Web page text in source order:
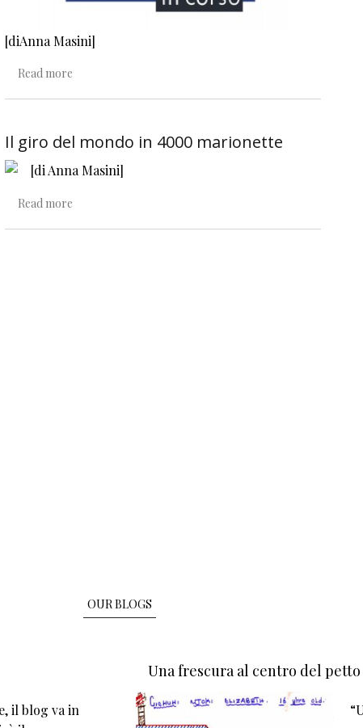
[diAnna Masini]
Read moreabout Illustrazione, impegno e presenza civile
Il giro del mondo in 4000 marionette
[di Anna Masini]
Read moreabout Il giro del mondo in 4000 marionette
OUR BLOGS
il blog va in
Una frescura al centro del petto